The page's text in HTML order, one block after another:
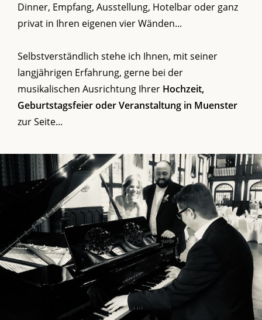
Dinner, Empfang, Ausstellung, Hotelbar oder ganz
privat in Ihren eigenen vier Wänden...
Selbstverständlich stehe ich Ihnen, mit seiner
langjährigen Erfahrung, gerne bei der
musikalischen Ausrichtung Ihrer Hochzeit,
Geburtstagsfeier oder Veranstaltung in Muenster
zur Seite...